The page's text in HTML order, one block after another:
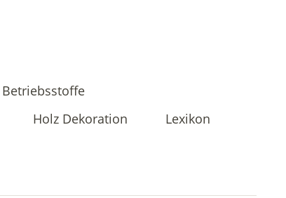
Holz Dekoration
Lexikon